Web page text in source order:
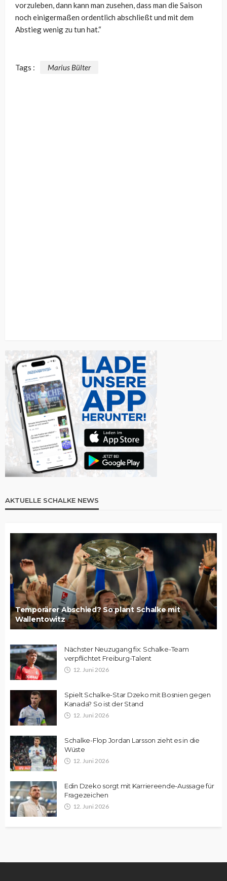
vorzuleben, dann kann man zusehen, dass man die Saison
noch einigermaßen ordentlich abschließt und mit dem
Abstieg wenig zu tun hat.“
Tags : Marius Bülter
AKTUELLE SCHALKE NEWS
Temporärer Abschied? So plant Schalke mit
Wallentowitz
Nächster Neuzugang fix: Schalke-Team
verpflichtet Freiburg-Talent
12. Juni 2026
Spielt Schalke-Star Dzeko mit Bosnien gegen
Kanada? So ist der Stand
12. Juni 2026
Schalke-Flop Jordan Larsson zieht es in die
Wüste
12. Juni 2026
Edin Dzeko sorgt mit Karriereende-Aussage für
Fragezeichen
12. Juni 2026